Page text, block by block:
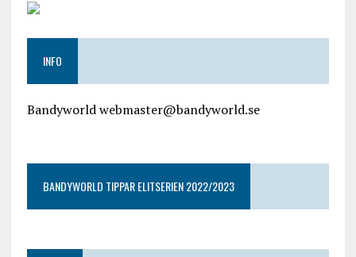
INFO
Bandyworld webmaster@bandyworld.se
BANDYWORLD TIPPAR ELITSERIEN 2022/2023